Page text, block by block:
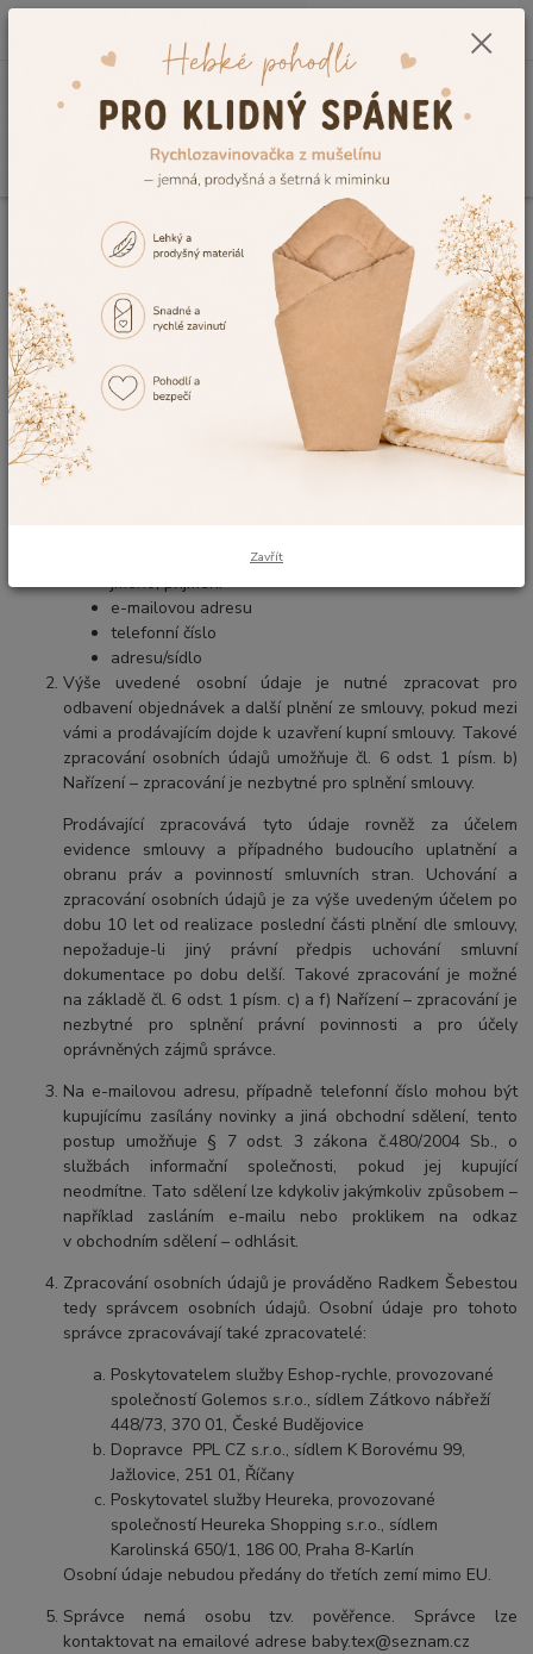
0,00 Kč
Ochrana osobních údajů e-shopu www.eshop-detskysvet.cz
Ochrana osobních údajů e-shopu
www.eshop-detskysvet.cz
Společnost Dětský svět, Radek Šebesta, se sídlem Kostelní
109 Fulnek, IČ 60790661, (dále jen
„prodávající“ nebo
„správce“
) zpracovává ve smyslu nařízení Evropského
parlamentu a Rady (EU) č. 2016/679 o ochraně fyzických
osob v souvislosti se zpracováním osobních údajů a o
jméno, příjmení
e-mailovou adresu
telefonní číslo
adresu/sídlo
Výše uvedené osobní údaje je nutné zpracovat pro
odbavení objednávek a další plnění ze smlouvy, pokud mezi
vámi a prodávajícím dojde k uzavření kupní smlouvy. Takové
zpracování osobních údajů umožňuje čl. 6 odst. 1 písm. b)
Nařízení – zpracování je nezbytné pro splnění smlouvy.
Prodávající zpracovává tyto údaje rovněž za účelem
evidence smlouvy a případného budoucího uplatnění a
obranu práv a povinností smluvních stran. Uchování a
zpracování osobních údajů je za výše uvedeným účelem po
dobu 10 let od realizace poslední části plnění dle smlouvy,
nepožaduje-li jiný právní předpis uchování smluvní
dokumentace po dobu delší. Takové zpracování je možné
na základě čl. 6 odst. 1 písm. c) a f) Nařízení – zpracování je
nezbytné pro splnění právní povinnosti a pro účely
oprávněných zájmů správce.
Na e-mailovou adresu, případně telefonní číslo mohou být
kupujícímu zasílány novinky a jiná obchodní sdělení, tento
postup umožňuje § 7 odst. 3 zákona č.480/2004 Sb., o
službách informační společnosti, pokud jej kupující
neodmítne. Tato sdělení lze kdykoliv jakýmkoliv způsobem –
například zasláním e-mailu nebo proklikem na odkaz
v obchodním sdělení – odhlásit.
Zpracování osobních údajů je prováděno Radkem Šebestou
tedy správcem osobních údajů. Osobní údaje pro tohoto
správce zpracovávají také zpracovatelé:
Poskytovatelem služby Eshop-rychle, provozované
společností Golemos s.r.o., sídlem Zátkovo nábřeží
448/73, 370 01, České Budějovice
Dopravce PPL CZ s.r.o., sídlem K Borovému 99,
Jažlovice, 251 01, Říčany
Poskytovatel služby Heureka, provozované
společností Heureka Shopping s.r.o., sídlem
Karolinská 650/1, 186 00, Praha 8-Karlín
Osobní údaje nebudou předány do třetích zemí mimo EU.
Správce nemá osobu tzv. pověřence. Správce lze
kontaktovat na emailové adrese baby.tex@seznam.cz
Zavřít